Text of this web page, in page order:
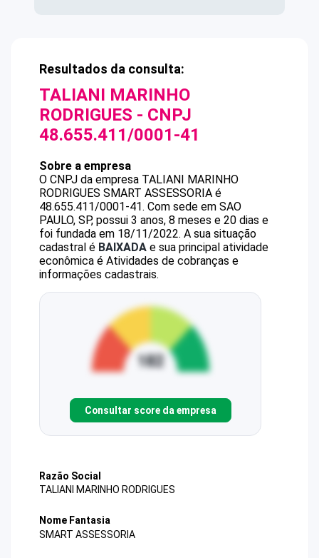
Resultados da consulta:
TALIANI MARINHO
RODRIGUES - CNPJ
48.655.411/0001-41
Sobre a empresa
O CNPJ da empresa TALIANI MARINHO
RODRIGUES SMART ASSESSORIA é
48.655.411/0001-41. Com sede em SAO
PAULO, SP, possui 3 anos, 8 meses e 20 dias e
foi fundada em 18/11/2022. A sua situação
cadastral é BAIXADA e sua principal atividade
econômica é Atividades de cobranças e
informações cadastrais.
Consultar score da empresa
Razão Social
TALIANI MARINHO RODRIGUES
Nome Fantasia
SMART ASSESSORIA